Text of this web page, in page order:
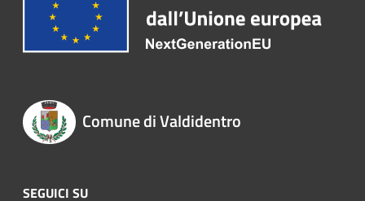
Comune di Valdidentro
SEGUICI SU